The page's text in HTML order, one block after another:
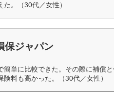
た。（30代／女性）
保ジャパン
簡単に比較できた。その際に補償
険料も高かった。（30代／女性）